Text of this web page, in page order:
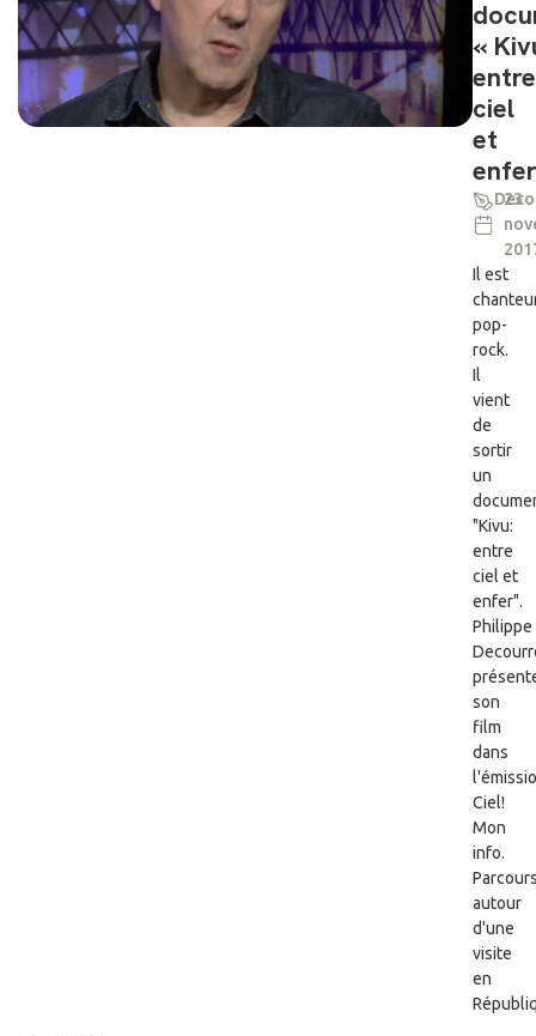
«
entre
ciel
et
23
Il est
pop-
rock.
Il
vient
de
sortir
un
"Kivu:
entre
ciel et
enfer".
Philippe
son
film
dans
Ciel!
Mon
info.
autour
d'une
visite
en